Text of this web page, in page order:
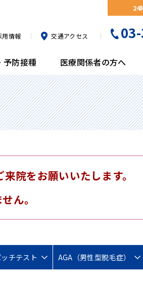
24
用情報 交通アクセス
部門紹介
薬剤部 検査科 医事
臨床工学科
放射線科
整形外科
泌尿器科
皮膚科
診察予約について
よくあるご質問
人間ドック・予防接種・
面会のご案内
予防接種
ヘリコバクターピロリ菌
肺がん検診
内臓脂肪CT検診
医療関係者の方へ
近隣連携医療機関一覧
院をお願いいたします。
ん。
チテスト AGA（男性型脱毛症）